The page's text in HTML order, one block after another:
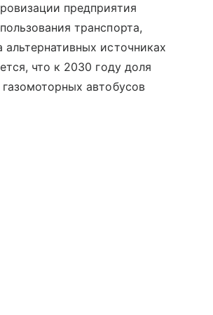
предприятия
транспорта,
источниках
что к 2030 году доля
автобусов